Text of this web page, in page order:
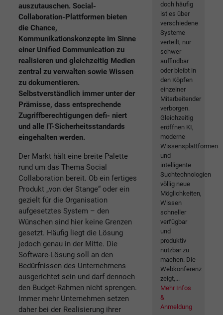
auszutauschen. Social-
Collaboration-Plattformen bieten
die Chance,
Kommunikationskonzepte im Sinne
einer Unified Communication zu
realisieren und gleichzeitig Medien
zentral zu verwalten sowie Wissen
zu dokumentieren.
Selbstverständlich immer unter der
Prämisse, dass entsprechende
Zugriffberechtigungen defi- niert
und alle IT-Sicherheitsstandards
eingehalten werden.
Der Markt hält eine breite Palette
rund um das Thema Social
Collaboration bereit. Ob ein fertiges
Produkt „von der Stange“ oder ein
gezielt für die Organisation
aufgesetztes System – den
Wünschen sind hier keine Grenzen
gesetzt. Häufig liegt die Lösung
jedoch genau in der Mitte. Die
Software-Lösung soll an den
Bedürfnissen des Unternehmens
ausgerichtet sein und darf dennoch
den Budget-Rahmen nicht sprengen.
Immer mehr Unternehmen setzen
daher bei der Realisierung ihrer
doch häufig
ist es über
verschiedene
Systeme
verteilt, nur
schwer
auffindbar
oder bleibt in
den Köpfen
einzelner
Mitarbeitender
verborgen.
Gleichzeitig
eröffnen KI,
moderne
Wissensplattformen
und
intelligente
Suchtechnologien
völlig neue
Möglichkeiten,
Wissen
schneller
verfügbar
und
produktiv
nutzbar zu
machen. Die
Webkonferenz
zeigt,...
Mehr Infos
&
Anmeldung